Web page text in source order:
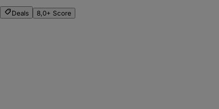
Deals 8,0+ Score